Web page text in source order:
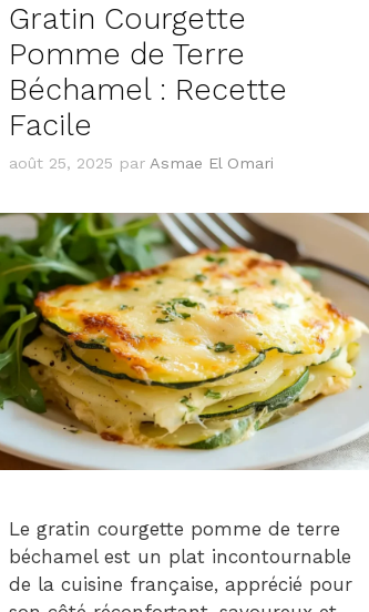
Gratin Courgette
Pomme de Terre
Béchamel : Recette
Facile
août 25, 2025 par Asmae El Omari
Le gratin courgette pomme de terre
béchamel est un plat incontournable
de la cuisine française, apprécié pour